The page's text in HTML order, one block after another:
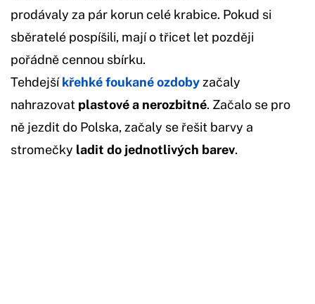
prodávaly za pár korun celé krabice. Pokud si
sběratelé pospíšili, mají o třicet let později
pořádně cennou sbírku.
Tehdejšíkřehké foukané ozdoby začaly
nahrazovat plastové a nerozbitné. Začalo se pro
ně jezdit do Polska, začaly se řešit barvy a
stromečky ladit do jednotlivých barev.